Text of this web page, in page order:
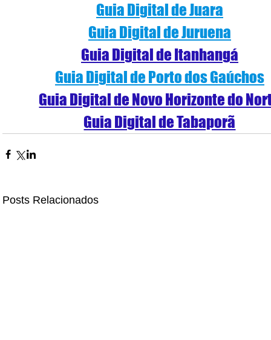
Guia Digital de Juara
Guia Digital de Juruena
Guia Digital de Itanhangá
Guia Digital de Porto dos Gaúchos
Guia Digital de Novo Horizonte do
Guia Digital de Tabaporã
Posts Relacionados